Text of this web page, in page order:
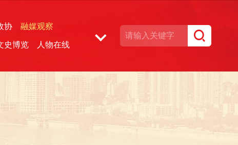
协 融媒观察
史博览 人物在线